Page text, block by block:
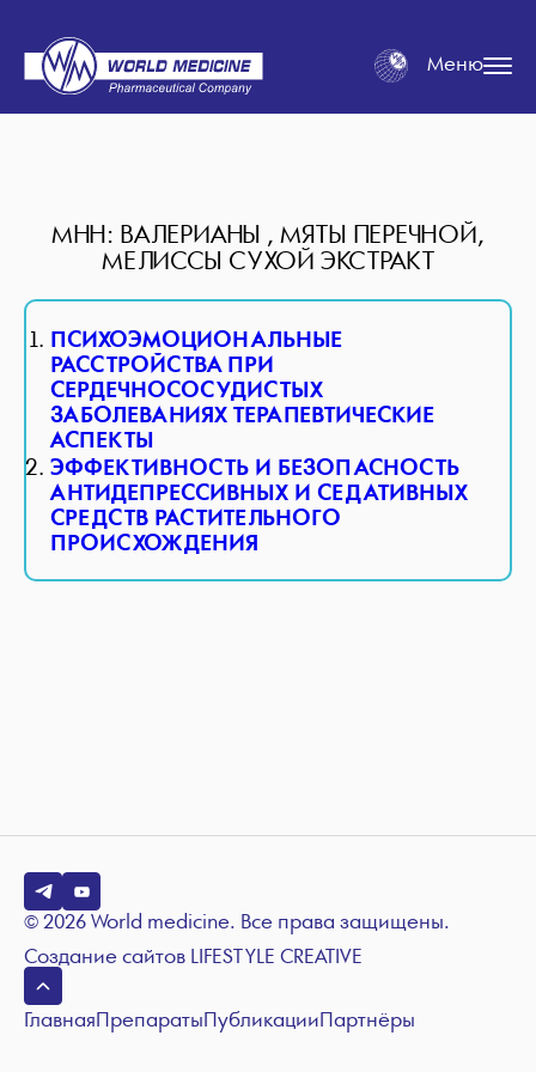
Меню
МНН: ВАЛЕРИАНЫ , МЯТЫ ПЕРЕЧНОЙ,
МЕЛИССЫ СУХОЙ ЭКСТРАКТ
ПСИХОЭМОЦИОНАЛЬНЫЕ
РАССТРОЙСТВА ПРИ
СЕРДЕЧНОСОСУДИСТЫХ
ЗАБОЛЕВАНИЯХ ТЕРАПЕВТИЧЕСКИЕ
АСПЕКТЫ
ЭФФЕКТИВНОСТЬ И БЕЗОПАСНОСТЬ
АНТИДЕПРЕССИВНЫХ И СЕДАТИВНЫХ
СРЕДСТВ РАСТИТЕЛЬНОГО
ПРОИСХОЖДЕНИЯ
© 2026 World medicine. Все права защищены.
Создание сайтов LIFESTYLE CREATIVE
ГлавнаяПрепаратыПубликацииПартнёры